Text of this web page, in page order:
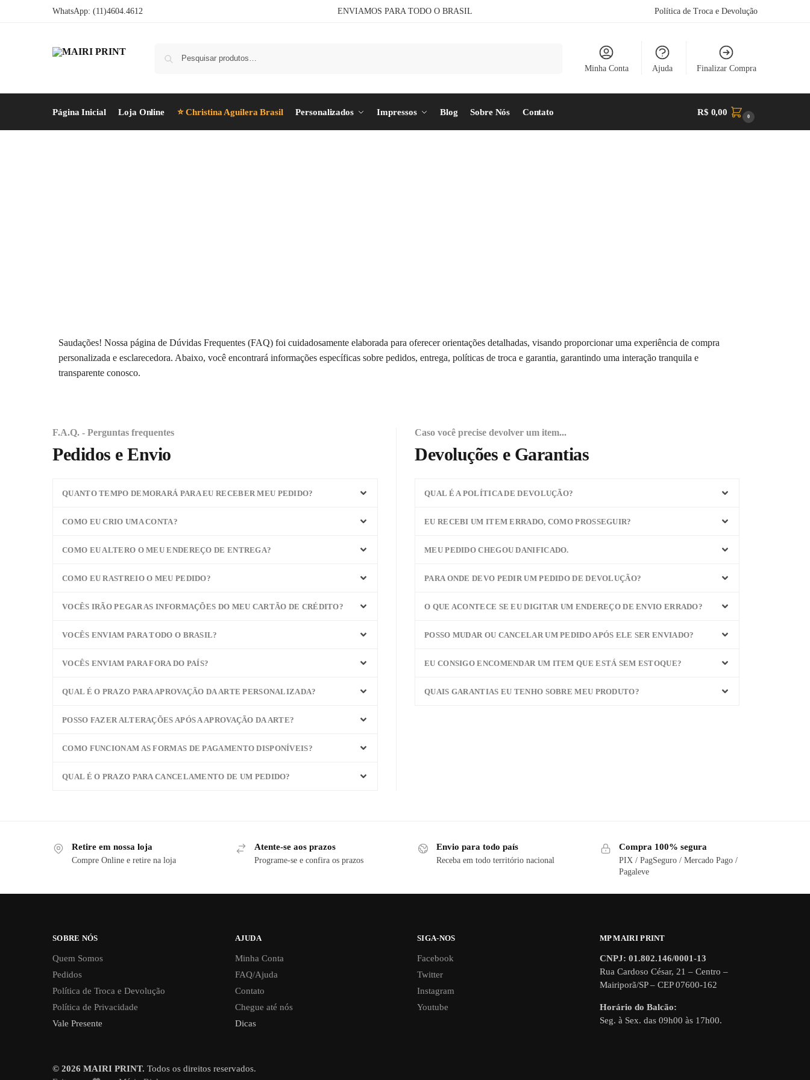
WhatsApp: (11)4604.4612 ENVIAMOS PARA TODO O BRASIL Política de Troca e Devolução
Minha Conta Ajuda Finalizar Compra
Página Inicial Loja Online ⭐ Christina Aguilera Brasil Personalizados Impressos Blog Sobre Nós Contato R$ 0,00 0
Saudações! Nossa página de Dúvidas Frequentes (FAQ) foi cuidadosamente elaborada para oferecer orientações detalhadas, visando proporcionar uma experiência de compra
personalizada e esclarecedora. Abaixo, você encontrará informações específicas sobre pedidos, entrega, políticas de troca e garantia, garantindo uma interação tranquila e
transparente conosco.
F.A.Q. - Perguntas frequentes
Pedidos e Envio
QUANTO TEMPO DEMORARÁ PARA EU RECEBER MEU PEDIDO?
COMO EU CRIO UMA CONTA?
COMO EU ALTERO O MEU ENDEREÇO DE ENTREGA?
COMO EU RASTREIO O MEU PEDIDO?
VOCÊS IRÃO PEGAR AS INFORMAÇÕES DO MEU CARTÃO DE CRÉDITO?
VOCÊS ENVIAM PARA TODO O BRASIL?
VOCÊS ENVIAM PARA FORA DO PAÍS?
QUAL É O PRAZO PARA APROVAÇÃO DA ARTE PERSONALIZADA?
POSSO FAZER ALTERAÇÕES APÓS A APROVAÇÃO DA ARTE?
COMO FUNCIONAM AS FORMAS DE PAGAMENTO DISPONÍVEIS?
QUAL É O PRAZO PARA CANCELAMENTO DE UM PEDIDO?
Caso você precise devolver um item...
Devoluções e Garantias
QUAL É A POLÍTICA DE DEVOLUÇÃO?
EU RECEBI UM ITEM ERRADO, COMO PROSSEGUIR?
MEU PEDIDO CHEGOU DANIFICADO.
PARA ONDE DEVO PEDIR UM PEDIDO DE DEVOLUÇÃO?
O QUE ACONTECE SE EU DIGITAR UM ENDEREÇO DE ENVIO ERRADO?
POSSO MUDAR OU CANCELAR UM PEDIDO APÓS ELE SER ENVIADO?
EU CONSIGO ENCOMENDAR UM ITEM QUE ESTÁ SEM ESTOQUE?
QUAIS GARANTIAS EU TENHO SOBRE MEU PRODUTO?
Retire em nossa loja
Compre Online e retire na loja
Atente-se aos prazos
Programe-se e confira os prazos
Envio para todo país
Receba em todo território nacional
Compra 100% segura
PIX / PagSeguro / Mercado Pago /
Pagaleve
SOBRE NÓS
Quem Somos
Pedidos
Política de Troca e Devolução
Política de Privacidade
Vale Presente
AJUDA
Minha Conta
FAQ/Ajuda
Contato
Chegue até nós
Dicas
SIGA-NOS
Facebook
Twitter
Instagram
Youtube
MP MAIRI PRINT
CNPJ: 01.802.146/0001-13
Rua Cardoso César, 21 – Centro –
Mairiporã/SP – CEP 07600-162
Horário do Balcão:
Seg. à Sex. das 09h00 às 17h00.
© 2026 MAIRI PRINT. Todos os direitos reservados.